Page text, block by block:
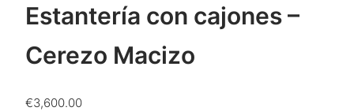
Estantería con cajones –
Cerezo Macizo
€3,600.00